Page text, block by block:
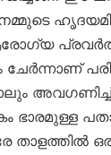
അവഗണിച്ച്
ഭാരമുള്ള